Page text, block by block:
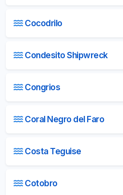
Cocodrilo
Condesito Shipwreck
Congrios
Coral Negro del Faro
Costa Teguise
Cotobro